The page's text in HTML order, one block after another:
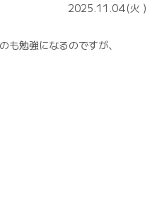
2025.11.04(火 )
も勉強になるのですが、